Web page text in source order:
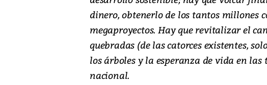
dinero, obtenerlo de los tantos millones
megaproyectos. Hay que revitalizar el
quebradas (de las catorces existentes,
los árboles y la esperanza de vida en
nacional.